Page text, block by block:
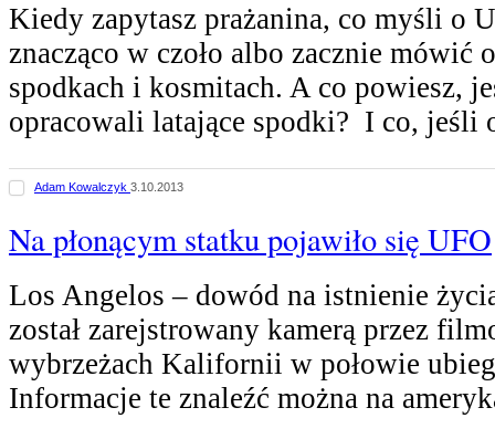
Kiedy zapytasz prażanina, co myśli o
znacząco w czoło albo zacznie mówić
spodkach i kosmitach. A co powiesz,
opracowali latające spodki? I co, jeśli
Adam Kowalczyk 3.10.2013
Na płonącym statku pojawiło się UFO
Los Angelos – dowód na istnienie
został zarejstrowany kamerą przez
wybrzeżach Kalifornii w połowie
Informacje te znaleźć można na